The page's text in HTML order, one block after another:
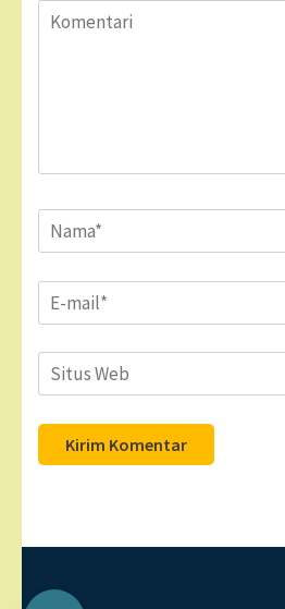
Komentari
Name*
Email*
Situs
Web